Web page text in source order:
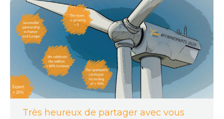
Très heureux de partager avec vous